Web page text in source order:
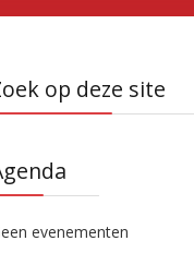
op deze site
evenementen